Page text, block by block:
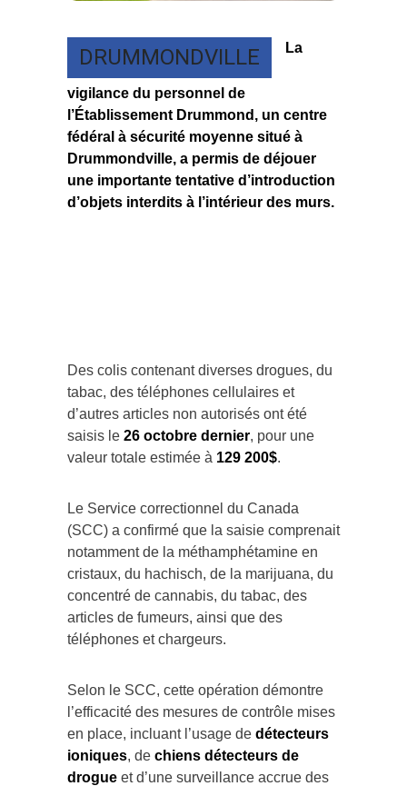
DRUMMONDVILLE La
vigilance du personnel de
l’Établissement Drummond, un centre
fédéral à sécurité moyenne situé à
Drummondville, a permis de déjouer
une importante tentative d’introduction
d’objets interdits à l’intérieur des murs.
Des colis contenant diverses drogues, du
tabac, des téléphones cellulaires et
d’autres articles non autorisés ont été
saisis le 26 octobre dernier, pour une
valeur totale estimée à 129 200$.
Le Service correctionnel du Canada
(SCC) a confirmé que la saisie comprenait
notamment de la méthamphétamine en
cristaux, du hachisch, de la marijuana, du
concentré de cannabis, du tabac, des
articles de fumeurs, ainsi que des
téléphones et chargeurs.
Selon le SCC, cette opération démontre
l’efficacité des mesures de contrôle mises
en place, incluant l’usage de détecteurs
ioniques, de chiens détecteurs de
drogue et d’une surveillance accrue des